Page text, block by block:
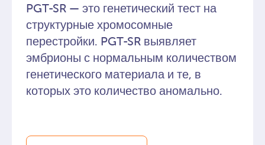
PGT-SR — это генетический тест на
структурные хромосомные
перестройки. PGT-SR выявляет
эмбрионы с нормальным количеством
генетического материала и те, в
которых это количество аномально.